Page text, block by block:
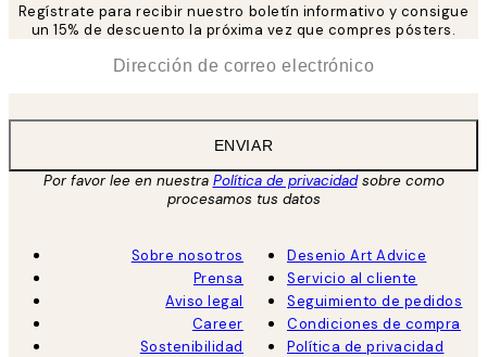
Regístrate para recibir nuestro boletín informativo y consigue
un 15% de descuento la próxima vez que compres pósters.
ENVIAR
Por favor lee en nuestra Política de privacidadsobre como
procesamos tus datos
Sobre nosotros
Prensa
Aviso legal
Career
Sostenibilidad
Desenio Art Advice
Servicio al cliente
Seguimiento de pedidos
Condiciones de compra
Política de privacidad